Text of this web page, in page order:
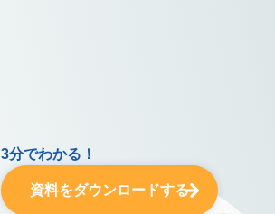
3分でわかる！
資料をダウンロードする